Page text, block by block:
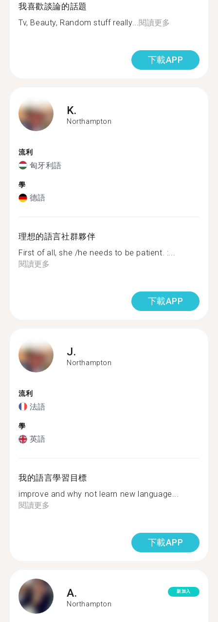
我喜歡談論的話題
Tv, Beauty, Random stuff really...閱讀更多
下載APP
K.
Northampton
流利
匈牙利語
學
德語
理想的語言社群夥伴
First of all, she /he needs to be patient. :...
閱讀更多
下載APP
J.
Northampton
流利
法語
學
英語
我的語言學習目標
improve and why not learn new language...
閱讀更多
下載APP
A.
Northampton
新加入